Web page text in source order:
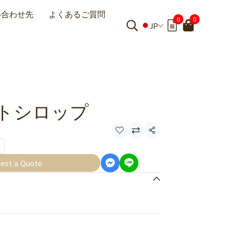
わせ先 よくあるご質問
JP
0 0
シロップ
共有
a Quote